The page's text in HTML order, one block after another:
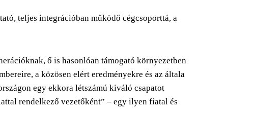
teljes integrációban működő cégcsoporttá, a
ő is hasonlóan támogató környezetben
a közösen elért eredményekre és az általa
egy ekkora létszámú kiváló csapatot
rendelkező vezetőként” – egy ilyen fiatal és